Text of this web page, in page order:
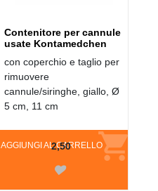
Contenitore per cannule
usate Kontamedchen
con coperchio e taglio per
rimuovere
cannule/siringhe, giallo, Ø
5 cm, 11 cm
AGGIUNGI AL CARRELLO
2,50